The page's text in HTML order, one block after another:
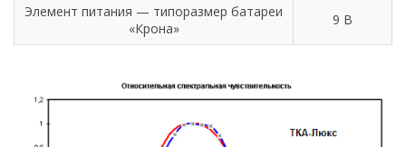
Элемент питания — типоразмер батареи
«Крона»
9 В